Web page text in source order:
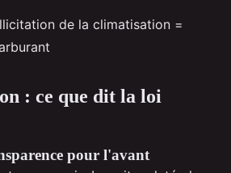
de la climatisation =
: ce que dit la loi
pour l'avant